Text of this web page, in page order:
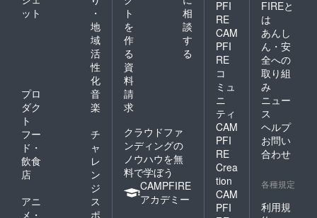
ット
・
地
域
活
性
化
プロ
ダク
ト
音
楽
フー
ド・
飲食
店
チ
ャ
レ
ン
ジ
アニ
メ・
ス
ポ
ト
を
作
る
相
談
す
る
資
料
請
求
クラウドファ
ンディングの
ノウハウを無
料で学ぼう
CAMPFIRE
アカデミー
PFI
RE
CAM
PFI
RE
コ
ミュ
ニ
ティ
CAM
PFI
RE
Crea
tion
CAM
PFI
FIREと
は
あんし
ん・安
全への
取り組
み
ニュー
ス
ヘルプ
お問い
合わせ
各種規定
利用規